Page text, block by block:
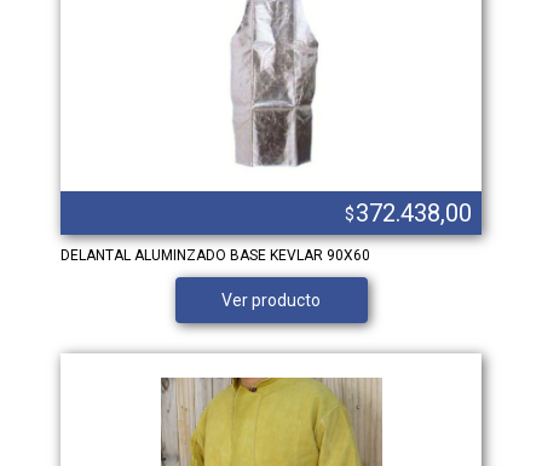
$372.438,00
DELANTAL ALUMINZADO BASE KEVLAR 90X60
Ver producto